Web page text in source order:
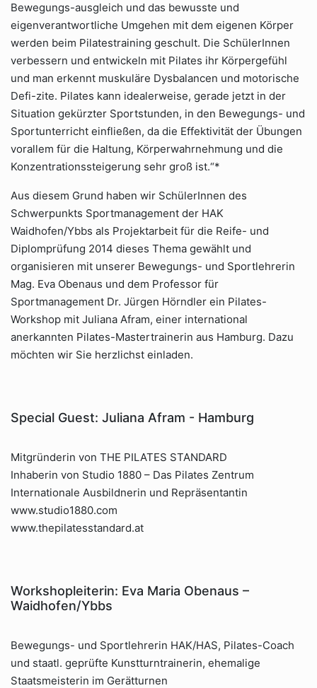
Bewegungs-ausgleich und das bewusste und
eigenverantwortliche Umgehen mit dem eigenen Körper
werden beim Pilatestraining geschult. Die SchülerInnen
verbessern und entwickeln mit Pilates ihr Körpergefühl
und man erkennt muskuläre Dysbalancen und motorische
Defi-zite. Pilates kann idealerweise, gerade jetzt in der
Situation gekürzter Sportstunden, in den Bewegungs- und
Sportunterricht einfließen, da die Effektivität der Übungen
vorallem für die Haltung, Körperwahrnehmung und die
Konzentrationssteigerung sehr groß ist.“*
Aus diesem Grund haben wir SchülerInnen des
Schwerpunkts Sportmanagement der HAK
Waidhofen/Ybbs als Projektarbeit für die Reife- und
Diplomprüfung 2014 dieses Thema gewählt und
organisieren mit unserer Bewegungs- und Sportlehrerin
Mag. Eva Obenaus und dem Professor für
Sportmanagement Dr. Jürgen Hörndler ein Pilates-
Workshop mit Juliana Afram, einer international
anerkannten Pilates-Mastertrainerin aus Hamburg. Dazu
möchten wir Sie herzlichst einladen.
Special Guest: Juliana Afram - Hamburg
Mitgründerin von THE PILATES STANDARD
Inhaberin von Studio 1880 – Das Pilates Zentrum
Internationale Ausbildnerin und Repräsentantin
www.studio1880.com
www.thepilatesstandard.at
Workshopleiterin: Eva Maria Obenaus –
Waidhofen/Ybbs
Bewegungs- und Sportlehrerin HAK/HAS, Pilates-Coach
und staatl. geprüfte Kunstturntrainerin, ehemalige
Staatsmeisterin im Gerätturnen